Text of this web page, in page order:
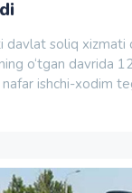
davlat soliq xizmati
o‘tgan davrida
ishchi-xodim